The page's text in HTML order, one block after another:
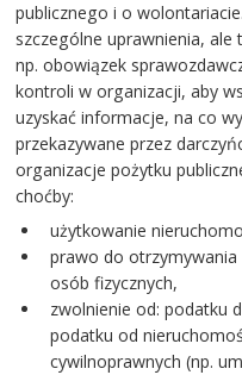
publicznego i o
szczególne uprawnienia,
np. obowiązek
kontroli w organizacji, aby
uzyskać informacje, na co
przekazywane przez
organizacje pożytku
choćby:
użytkowanie
prawo do
osób fizycznych,
zwolnienie od: podatku
podatku od
cywilnoprawnych (np.